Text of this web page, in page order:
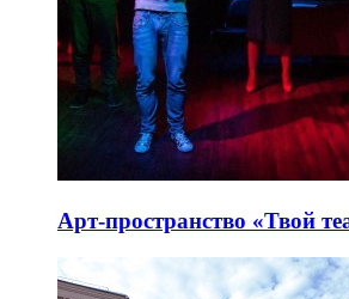
Арт-пространство «Твой